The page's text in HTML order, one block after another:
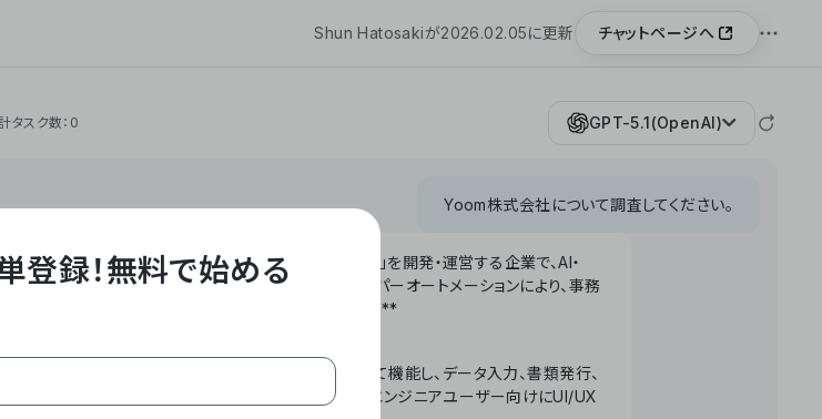
Shun Hatosakiが2026.02.05に更新 チャットページへ
タスク数：0 GPT-5.1(OpenAI)
Yoom株式会社について調査してください。
株式会社は、ビジネスオートメーションSaaS「Yoom」を開発・運営する企業で、AI・
RPA・OCRなどの技術をノーコードで組み合わせたハイパーオートメーションにより、事務
やデスクワークを自動化するサービスを提供しています。**
力プロダクト「Yoom」**: SaaS連携データベースとして機能し、データ入力、書類発行、
ル対応、請求書処理、日報作成などの業務を自動化。非エンジニアユーザー向けにUI/UX
登録！無料で始める